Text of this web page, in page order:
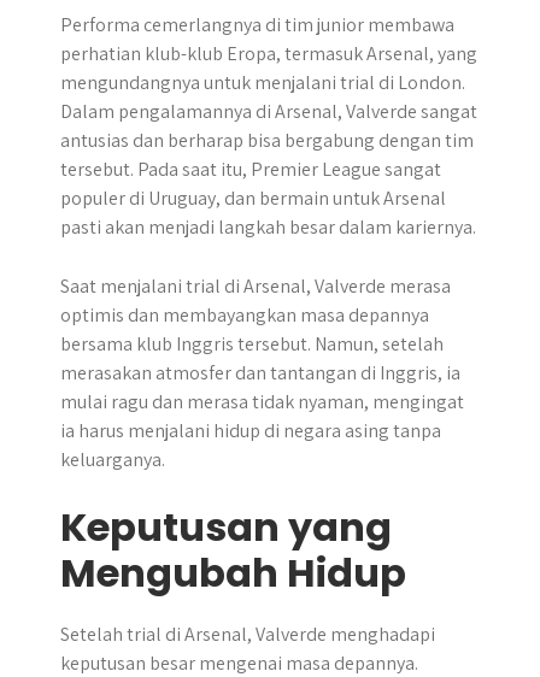
Performa cemerlangnya di tim junior membawa
perhatian klub-klub Eropa, termasuk Arsenal, yang
mengundangnya untuk menjalani trial di London.
Dalam pengalamannya di Arsenal, Valverde sangat
antusias dan berharap bisa bergabung dengan tim
tersebut. Pada saat itu, Premier League sangat
populer di Uruguay, dan bermain untuk Arsenal
pasti akan menjadi langkah besar dalam kariernya.
Saat menjalani trial di Arsenal, Valverde merasa
optimis dan membayangkan masa depannya
bersama klub Inggris tersebut. Namun, setelah
merasakan atmosfer dan tantangan di Inggris, ia
mulai ragu dan merasa tidak nyaman, mengingat
ia harus menjalani hidup di negara asing tanpa
keluarganya.
Keputusan yang
Mengubah Hidup
Setelah trial di Arsenal, Valverde menghadapi
keputusan besar mengenai masa depannya.